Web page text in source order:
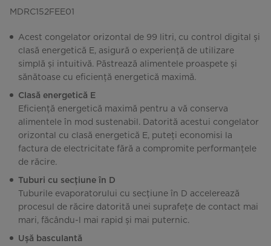
MDRC152FEE01
Acest congelator orizontal de 99 litri, cu control digital și
clasă energetică E, asigură o experiență de utilizare
simplă și intuitivă. Păstrează alimentele proaspete și
sănătoase cu eficiență energetică maximă.
Clasă energetică E
Eficiență energetică maximă pentru a vă conserva
alimentele în mod sustenabil. Datorită acestui congelator
orizontal cu clasă energetică E, puteți economisi la
factura de electricitate fără a compromite performanțele
de răcire.
Tuburi cu secțiune în D
Tuburile evaporatorului cu secțiune în D accelerează
procesul de răcire datorită unei suprafețe de contact mai
mari, făcându-l mai rapid și mai puternic.
Ușă basculantă